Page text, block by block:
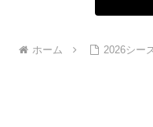
ホーム 2026シー